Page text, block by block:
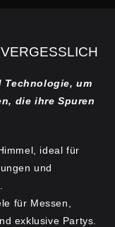
Technologie, um
die ihre Spuren
ideal für
und
für Messen,
exklusive Partys.